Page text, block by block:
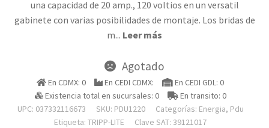
una capacidad de 20 amp., 120 voltios en un versatil
gabinete con varias posibilidades de montaje. Los bridas de
m... Leer más
Agotado
En CDMX: 0 En CEDI CDMX:
En CEDI GDL: 0
Existencia total en sucursales: 0
En transito: 0
UPC: 037332116673
SKU: PDU1220 Categorías: Energia, Pdu
Etiqueta: TRIPP-LITE
Clave SAT: 39121017